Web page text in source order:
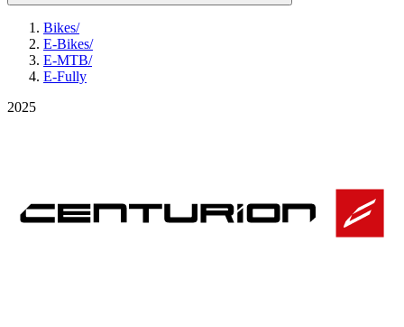
Bikes/
E-Bikes/
E-MTB/
E-Fully
2025